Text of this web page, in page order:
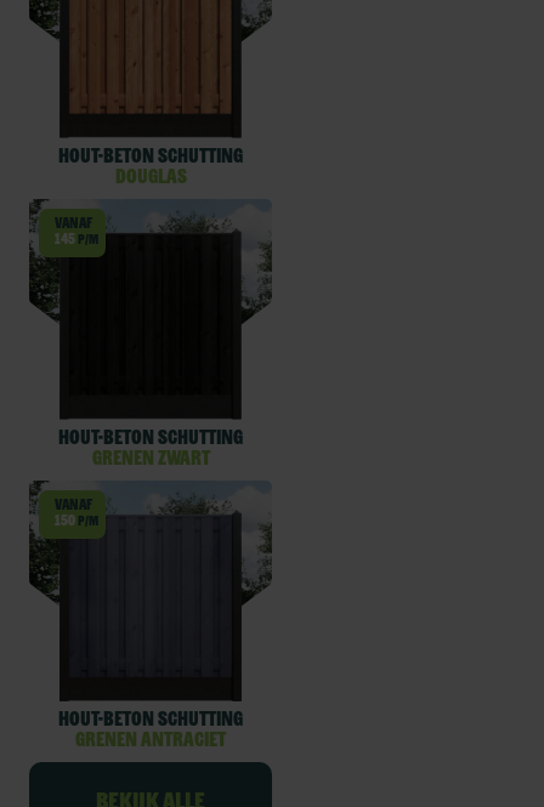
Hout-beton schutting
Douglas
Vanaf
145 p/m
Hout-beton schutting
Grenen Zwart
Vanaf
150 p/m
Hout-beton schutting
Grenen Antraciet